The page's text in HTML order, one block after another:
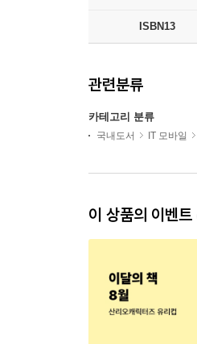
ISBN13
관련분류
카테고리 분류
국내도서 IT 모바일
이 상품의 이벤트